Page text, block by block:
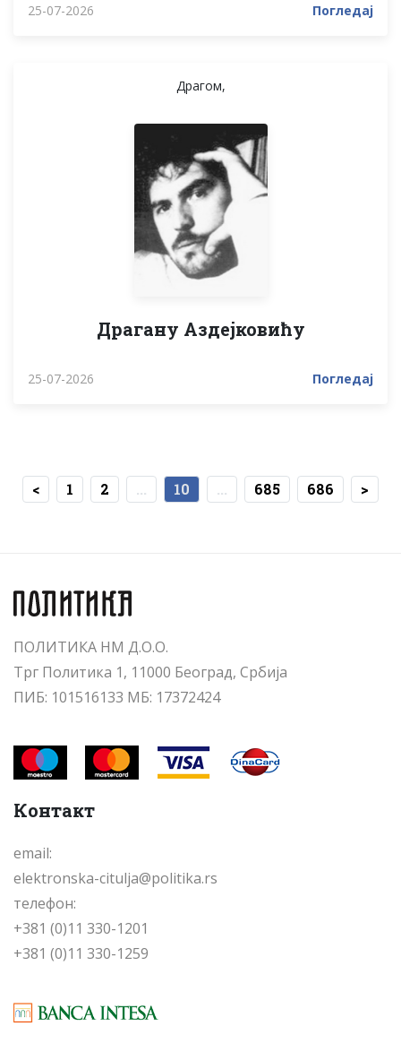
25-07-2026 Погледај
Драгом,
Драгану Аздејковићу
25-07-2026 Погледај
< 1 2 ... 10 ... 685 686 >
ПОЛИТИКА НМ Д.О.О.
Трг Политика 1, 11000 Београд, Србија
ПИБ: 101516133 МБ: 17372424
Контакт
email:
elektronska-citulja@politika.rs
телефон:
+381 (0)11 330-1201
+381 (0)11 330-1259